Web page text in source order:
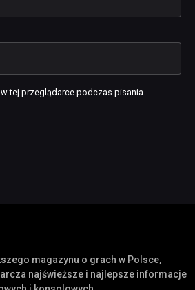
tej przeglądarce podczas pisania
magazynu o grach w Polsce,
najświeższe i najlepsze informacje